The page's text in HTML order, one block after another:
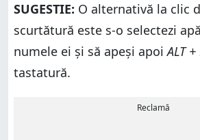
SUGESTIE: O alternativă la clic
scurtătură este s-o selectezi
numele ei și să apeși apoiALT
tastatură.
Reclamă